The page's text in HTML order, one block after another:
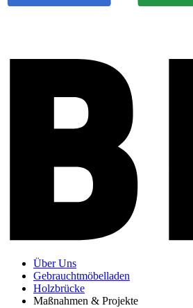
Über Uns
Gebrauchtmöbelladen
Holzbrücke
Maßnahmen & Projekte